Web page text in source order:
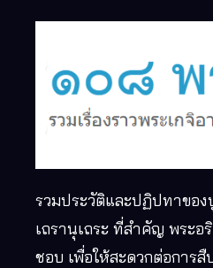
รวมประวัติและปฏิปทาของ
เถรานุเถระ ที่สำคัญ พระ
ชอบ เพื่อให้สะดวกต่อการ